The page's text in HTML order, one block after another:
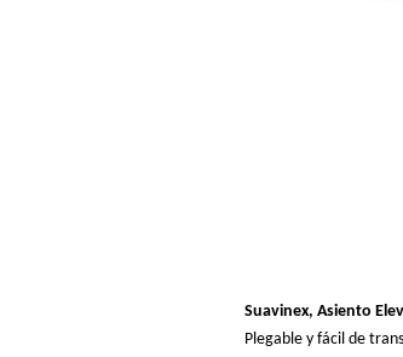
Suavinex, Asiento
Plegable y fácil de